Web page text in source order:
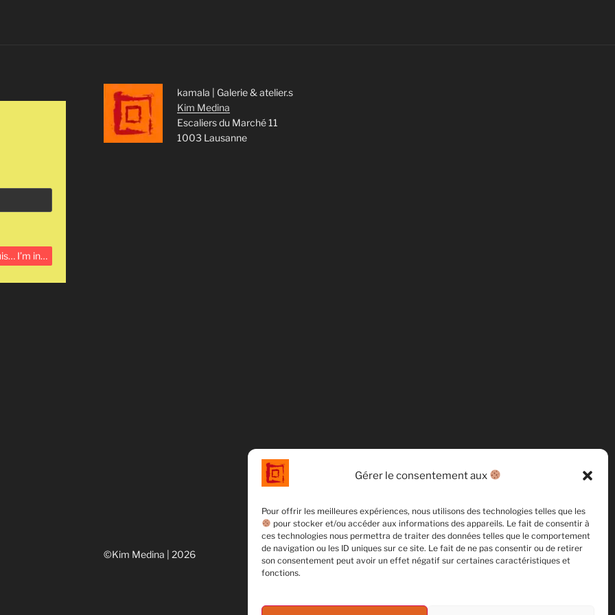
Gérer le consentement aux
Pour offrir les meilleures expériences, nous utilisons des technologies telles que les
pour stocker et/ou accéder aux informations des appareils. Le fait de consentir à
ces technologies nous permettra de traiter des données telles que le comportement
de navigation ou les ID uniques sur ce site. Le fait de ne pas consentir ou de retirer
son consentement peut avoir un effet négatif sur certaines caractéristiques et
fonctions.
kamala | Galerie & atelier.s
Kim Medina
Escaliers du Marché 11
1003 Lausanne
©Kim Medina | 2026